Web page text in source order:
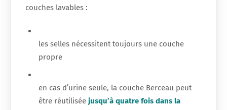
couches lavables :
les selles nécessitent toujours une couche
propre
en cas d’urine seule, la couche Berceau peut
être réutilisée jusqu’à quatre fois dans la